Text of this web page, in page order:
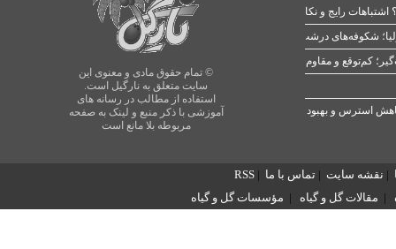
© تمام حقوق مادی و معنوی این
سایت متعلق به نارگیل است.
استفاده از مطالب در رسانه های
آموزشی با ذکر منبع و لینک به صفحه
مربوطه بلا مانع است
رایج و نکات طلایی
شکوفه‌های درشت در بهار
| نقشه سایت | تماس با ما |
RSS
| مقالات گل و گیاه | مؤسسات گل و گیاه